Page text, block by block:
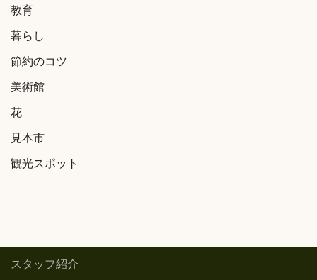
教育
暮らし
節約のコツ
美術館
花
見本市
観光スポット
スタッフ紹介